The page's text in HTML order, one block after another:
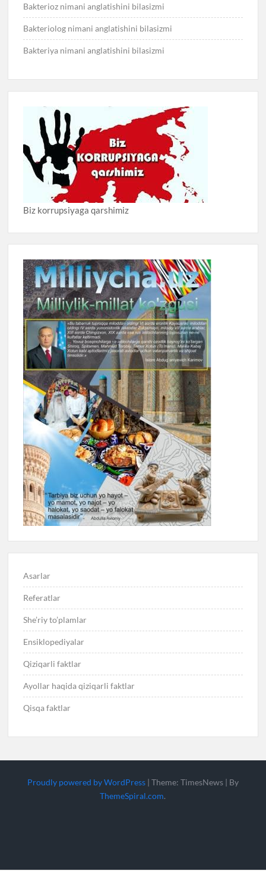
Bakterioz nimani anglatishini bilasizmi
Bakteriolog nimani anglatishini bilasizmi
Bakteriya nimani anglatishini bilasizmi
Biz korrupsiyaga qarshimiz
Asarlar
Referatlar
She’riy to’plamlar
Ensiklopediyalar
Qiziqarli faktlar
Ayollar haqida qiziqarli faktlar
Qisqa faktlar
Proudly powered by WordPress | Theme: TimesNews | By
ThemeSpiral.com.